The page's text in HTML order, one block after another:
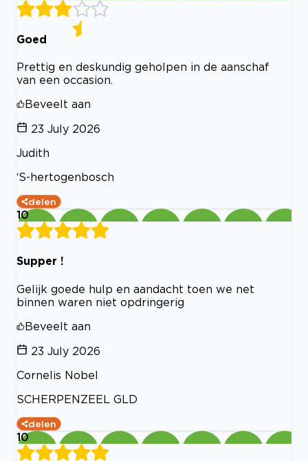
Goed
Prettig en deskundig geholpen in de aanschaf
van een occasion.
Beveelt aan
23 July 2026
Judith
‘S-hertogenbosch
delen
10
Supper !
Gelijk goede hulp en aandacht toen we net
binnen waren niet opdringerig
Beveelt aan
23 July 2026
Cornelis Nobel
SCHERPENZEEL GLD
delen
10